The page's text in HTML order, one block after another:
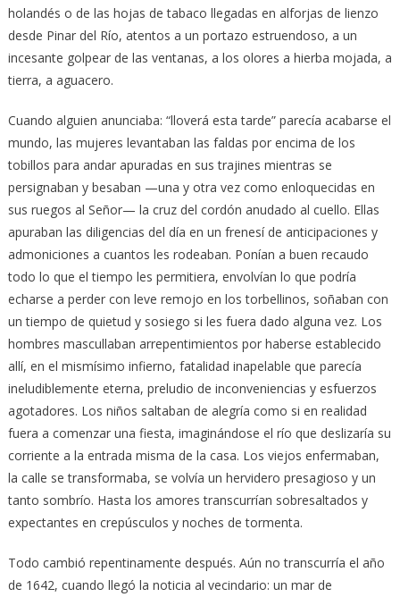
holandés o de las hojas de tabaco llegadas en alforjas de lienzo
desde Pinar del Río, atentos a un portazo estruendoso, a un
incesante golpear de las ventanas, a los olores a hierba mojada, a
tierra, a aguacero.
Cuando alguien anunciaba: “lloverá esta tarde” parecía acabarse el
mundo, las mujeres levantaban las faldas por encima de los
tobillos para andar apuradas en sus trajines mientras se
persignaban y besaban —una y otra vez como enloquecidas en
sus ruegos al Señor— la cruz del cordón anudado al cuello. Ellas
apuraban las diligencias del día en un frenesí de anticipaciones y
admoniciones a cuantos les rodeaban. Ponían a buen recaudo
todo lo que el tiempo les permitiera, envolvían lo que podría
echarse a perder con leve remojo en los torbellinos, soñaban con
un tiempo de quietud y sosiego si les fuera dado alguna vez. Los
hombres mascullaban arrepentimientos por haberse establecido
allí, en el mismísimo infierno, fatalidad inapelable que parecía
ineludiblemente eterna, preludio de inconveniencias y esfuerzos
agotadores. Los niños saltaban de alegría como si en realidad
fuera a comenzar una fiesta, imaginándose el río que deslizaría su
corriente a la entrada misma de la casa. Los viejos enfermaban,
la calle se transformaba, se volvía un hervidero presagioso y un
tanto sombrío. Hasta los amores transcurrían sobresaltados y
expectantes en crepúsculos y noches de tormenta.
Todo cambió repentinamente después. Aún no transcurría el año
de 1642, cuando llegó la noticia al vecindario: un mar de